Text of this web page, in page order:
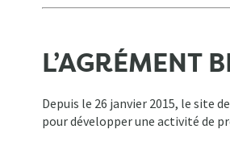
L’AGRÉMENT
Depuis le 26 janvier 2015, le site
pour développer une activité de